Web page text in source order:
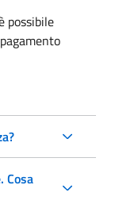
possibile
Cosa